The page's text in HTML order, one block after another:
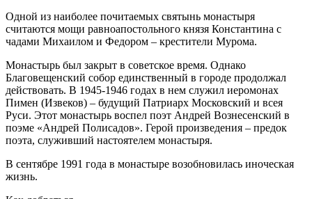
Одной из наиболее почитаемых святынь монастыря
считаются мощи равноапостольного князя Константина с
чадами Михаилом и Федором – крестители Мурома.
Монастырь был закрыт в советское время. Однако
Благовещенский собор единственный в городе продолжал
действовать. В 1945-1946 годах в нем служил иеромонах
Пимен (Извеков) – будущий Патриарх Московский и всея
Руси. Этот монастырь воспел поэт Андрей Вознесенский в
поэме «Андрей Полисадов». Герой произведения – предок
поэта, служивший настоятелем монастыря.
В сентябре 1991 года в монастыре возобновилась иноческая
жизнь.